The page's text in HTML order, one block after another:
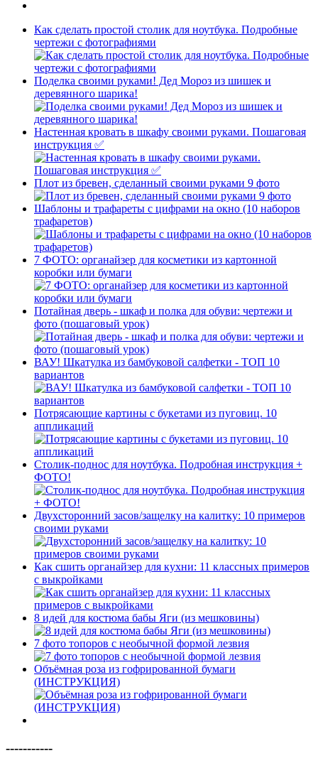
Как сделать простой столик для ноутбука. Подробные
чертежи с фотографиями
Поделка своими руками! Дед Мороз из шишек и
деревянного шарика!
Настенная кровать в шкафу своими руками. Пошаговая
инструкция ✅
Плот из бревен, сделанный своими руками 9 фото
Шаблоны и трафареты с цифрами на окно (10 наборов
трафаретов)
7 ФОТО: органайзер для косметики из картонной
коробки или бумаги
Потайная дверь - шкаф и полка для обуви: чертежи и
фото (пошаговый урок)
ВАУ! Шкатулка из бамбуковой салфетки - ТОП 10
вариантов
Потрясающие картины с букетами из пуговиц. 10
аппликаций
Столик-поднос для ноутбука. Подробная инструкция +
ФОТО!
Двухсторонний засов/защелку на калитку: 10 примеров
своими руками
Как сшить органайзер для кухни: 11 классных примеров
с выкройками
8 идей для костюма бабы Яги (из мешковины)
7 фото топоров с необычной формой лезвия
Объёмная роза из гофрированной бумаги
(ИНСТРУКЦИЯ)
-----------